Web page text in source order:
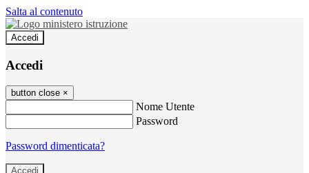
Salta al contenuto
Accedi
Accedi
button close ×
Nome Utente
Password
Password dimenticata?